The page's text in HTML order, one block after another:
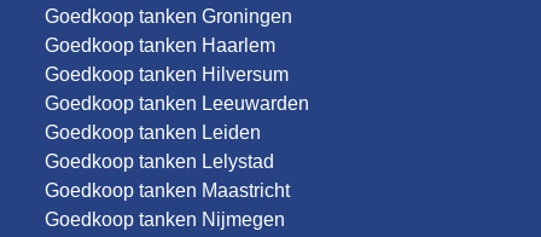
Goedkoop tanken Groningen
Goedkoop tanken Haarlem
Goedkoop tanken Hilversum
Goedkoop tanken Leeuwarden
Goedkoop tanken Leiden
Goedkoop tanken Lelystad
Goedkoop tanken Maastricht
Goedkoop tanken Nijmegen